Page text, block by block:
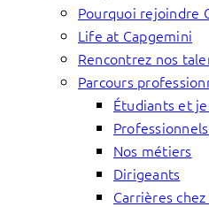
Pourquoi rejoindre
Life at Capgemini
Rencontrez nos
Parcours
Étudiants et
Nos métiers
Dirigeants
Carrières